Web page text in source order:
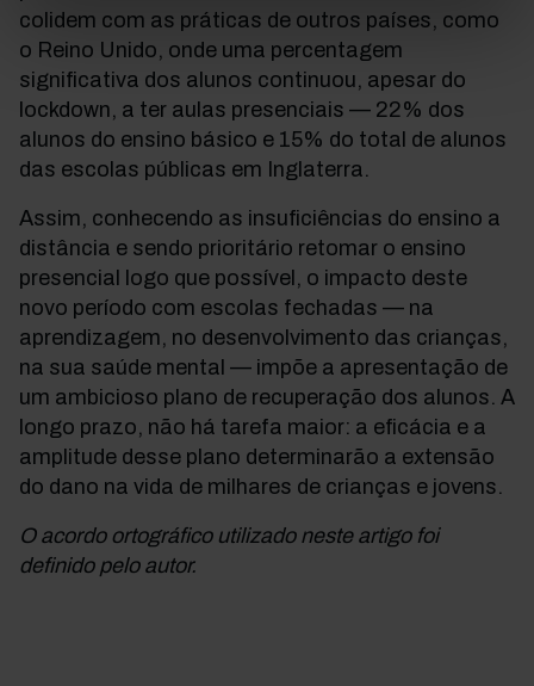
colidem com as práticas de outros países, como
o Reino Unido, onde uma percentagem
significativa dos alunos continuou, apesar do
lockdown, a ter aulas presenciais — 22% dos
alunos do ensino básico e 15% do total de alunos
das escolas públicas em Inglaterra.
Assim, conhecendo as insuficiências do ensino a
distância e sendo prioritário retomar o ensino
presencial logo que possível, o impacto deste
novo período com escolas fechadas — na
aprendizagem, no desenvolvimento das crianças,
na sua saúde mental — impõe a apresentação de
um ambicioso plano de recuperação dos alunos. A
longo prazo, não há tarefa maior: a eficácia e a
amplitude desse plano determinarão a extensão
do dano na vida de milhares de crianças e jovens.
O acordo ortográfico utilizado neste artigo foi
definido pelo autor.